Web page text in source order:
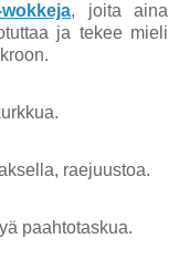
, joita aina
ja tekee mieli
raejuustoa.
paahtotaskua.